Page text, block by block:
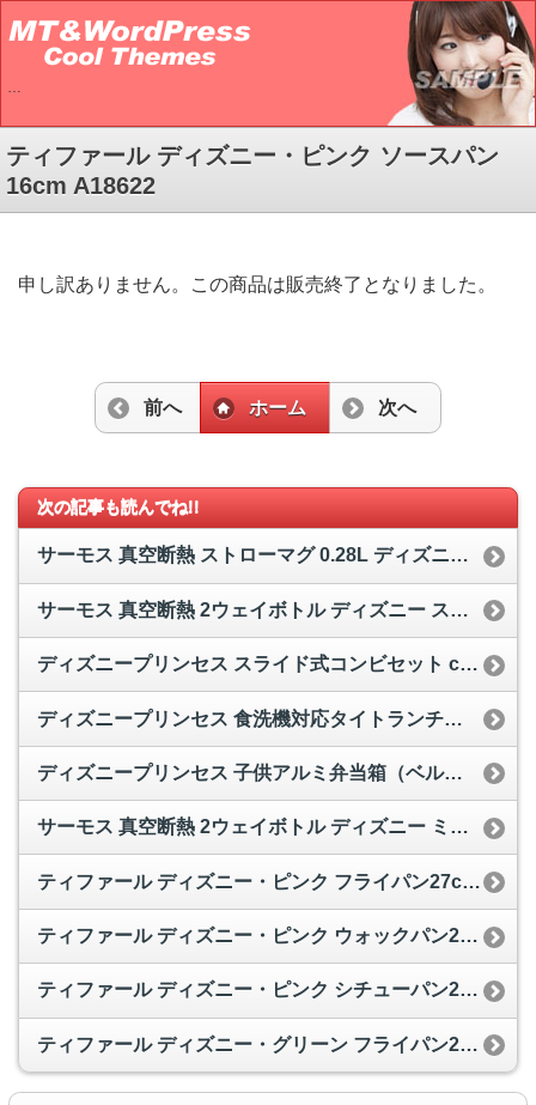
…
ティファール ディズニー・ピンク ソースパン
16cm A18622
申し訳ありません。この商品は販売終了となりました。
前へ ホーム 次へ
次の記事も読んでね!!
サーモス 真空断熱 ストローマグ 0.28L ディズニーベビー ピンク FEC-280DS P
サーモス 真空断熱 2ウェイボトル ディズニー スティッチ 0.63L/0.6L ライトブルー FET-600WDS LB
ディズニープリンセス スライド式コンビセット ccs1a dp
ディズニープリンセス 食洗機対応タイトランチボックス角型 rb3a dp
ディズニープリンセス 子供アルミ弁当箱（ベルト／中子付） alb4nv dp
サーモス 真空断熱 2ウェイボトル ディズニー ミッキー 0.63L/0.6L ダークブルー FFG-600WFDS DB
ティファール ディズニー・ピンク フライパン27cm A18606
ティファール ディズニー・ピンク ウォックパン22cm A18675
ティファール ディズニー・ピンク シチューパン20cm A18644
ティファール ディズニー・グリーン フライパン27cm A18706